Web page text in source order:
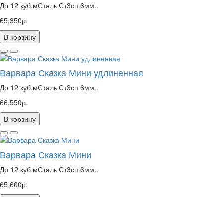
До 12 куб.мСталь Ст3сп 6мм..
65,350р.
В корзину
Варвара Сказка Мини удлиненная
До 12 куб.мСталь Ст3сп 6мм..
66,550р.
В корзину
Варвара Сказка Мини
До 12 куб.мСталь Ст3сп 6мм..
65,600р.